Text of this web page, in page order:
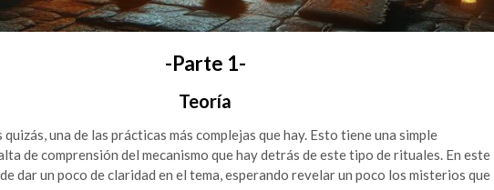
-Parte 1-
Teoría
quizás, una de las prácticas más complejas que hay. Esto tiene una simple
de comprensión del mecanismo que hay detrás de este tipo de rituales. En este
dar un poco de claridad en el tema, esperando revelar un poco los misterios que